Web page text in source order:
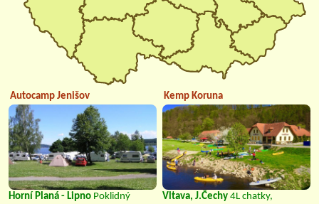
Autocamp Jenišov
Horní Planá - Lipno Poklidný
Kemp Koruna
Vltava, J.Čechy 4L chatky,